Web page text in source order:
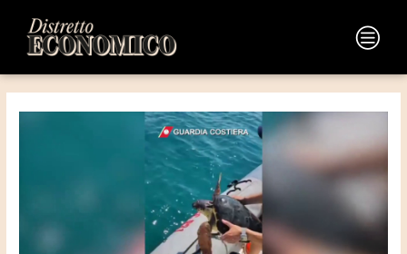
contenuto
Main
Menu
articoli